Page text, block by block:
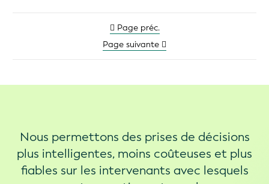
Page préc.
Page suivante
Nous permettons des prises de décisions
plus intelligentes, moins coûteuses et plus
fiables sur les intervenants avec lesquels